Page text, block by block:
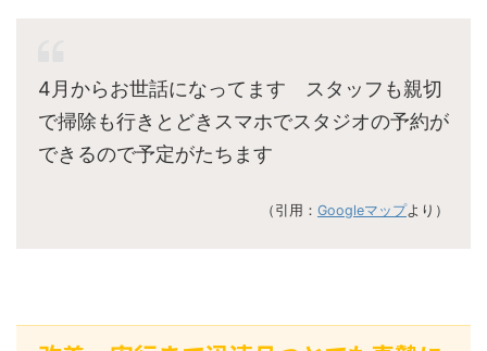
4月からお世話になってます スタッフも親切
で掃除も行きとどきスマホでスタジオの予約が
できるので予定がたちます
（引用： Googleマップより）